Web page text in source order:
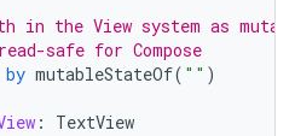
in the View system as
safe for Compose
by mutableStateOf( "" )
: TextView